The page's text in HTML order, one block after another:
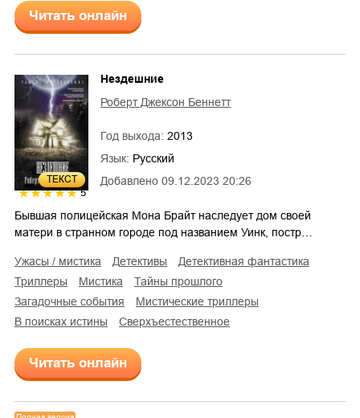
Читать онлайн
ТЕКСТ
5
Добавлено 09.12.2023 20:26
Нездешние
Роберт Джексон Беннетт
Год выхода: 2013
Язык: Русский
Бывшая полицейская Мона Брайт наследует дом своей
матери в странном городе под названием Уинк, постр…
ужасы / мистика детективы
детективная фантастика
триллеры
мистика
тайны прошлого
загадочные события
мистические триллеры
в поисках истины
сверхъестественное
Читать онлайн